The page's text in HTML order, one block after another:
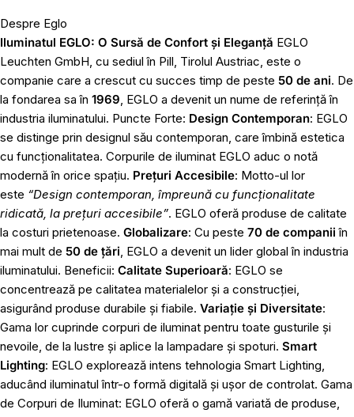
Despre Eglo
Iluminatul EGLO: O Sursă de Confort și Eleganță EGLO
Leuchten GmbH, cu sediul în Pill, Tirolul Austriac, este o
companie care a crescut cu succes timp de peste 50 de ani. De
la fondarea sa în 1969, EGLO a devenit un nume de referință în
industria iluminatului. Puncte Forte: Design Contemporan: EGLO
se distinge prin designul său contemporan, care îmbină estetica
cu funcționalitatea. Corpurile de iluminat EGLO aduc o notă
modernă în orice spațiu. Prețuri Accesibile: Motto-ul lor
este “Design contemporan, împreună cu funcționalitate
ridicată, la prețuri accesibile”. EGLO oferă produse de calitate
la costuri prietenoase. Globalizare: Cu peste 70 de companii în
mai mult de 50 de țări, EGLO a devenit un lider global în industria
iluminatului. Beneficii: Calitate Superioară: EGLO se
concentrează pe calitatea materialelor și a construcției,
asigurând produse durabile și fiabile. Variație și Diversitate:
Gama lor cuprinde corpuri de iluminat pentru toate gusturile și
nevoile, de la lustre și aplice la lampadare și spoturi. Smart
Lighting: EGLO explorează intens tehnologia Smart Lighting,
aducând iluminatul într-o formă digitală și ușor de controlat. Gama
de Corpuri de Iluminat: EGLO oferă o gamă variată de produse,